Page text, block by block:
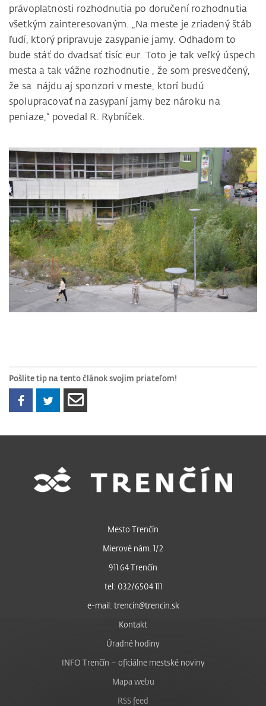
právoplatnosti rozhodnutia po doručení rozhodnutia
všetkým zainteresovaným. „Na meste je zriadený štáb
ľudí, ktorý pripravuje zasypanie jamy. Odhadom to
bude stáť do dvadsať tisíc eur. Toto je tak veľký úspech
mesta a tak vážne rozhodnutie , že som presvedčený,
že sa nájdu aj sponzori v meste, ktorí budú
spolupracovať na zasypaní jamy bez nároku na
peniaze,“ povedal R. Rybníček.
Pošlite tip na tento článok svojim priateľom!
Mesto Trenčín
Mierové nám. 1/2
911 64 Trenčín
tel: 032/6504 111
e-mail: trencin@trencin.sk
Kontakt
Úradné hodiny
INFO Trenčín – oficiálne mestské noviny
Mapa webu
RSS feed